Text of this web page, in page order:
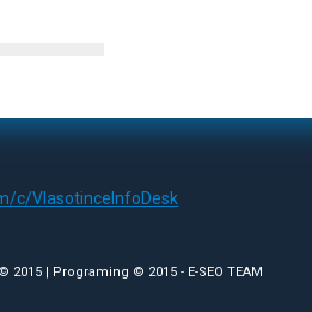
c/VlasotinceInfoDesk
2015 | Programing © 2015 - E-SEO TEAM